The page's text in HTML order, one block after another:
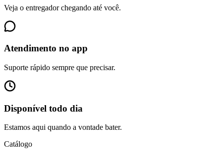
Veja o entregador chegando até você.
Atendimento no app
Suporte rápido sempre que precisar.
Disponível todo dia
Estamos aqui quando a vontade bater.
Catálogo